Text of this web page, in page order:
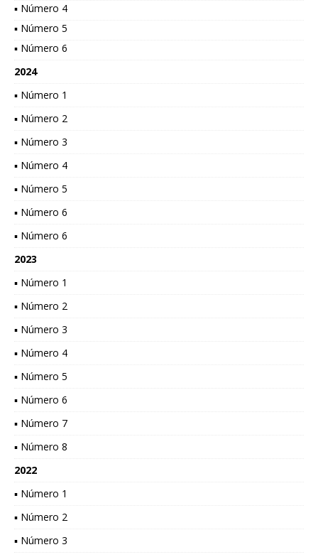
▪ Número 4
▪ Número 5
▪ Número 6
2024
▪ Número 1
▪ Número 2
▪ Número 3
▪ Número 4
▪ Número 5
▪ Número 6
▪ Número 6
2023
▪ Número 1
▪ Número 2
▪ Número 3
▪ Número 4
▪ Número 5
▪ Número 6
▪ Número 7
▪ Número 8
2022
▪ Número 1
▪ Número 2
▪ Número 3